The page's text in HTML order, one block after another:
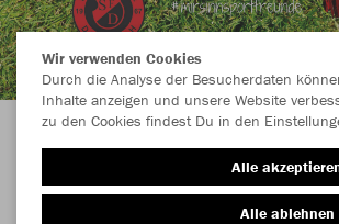
Dein Teamshop der SF
Sport Schädler
Wir verwenden Cookies
Durch die Analyse der Besucherdaten
Inhalte anzeigen und unsere Website
zu den Cookies findest Du in den
Alle
Alle ablehnen